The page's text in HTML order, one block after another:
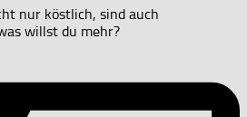
nur köstlich, sind auch
willst du mehr?